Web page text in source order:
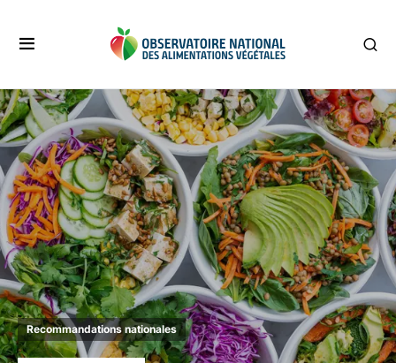
Recommandations nationales